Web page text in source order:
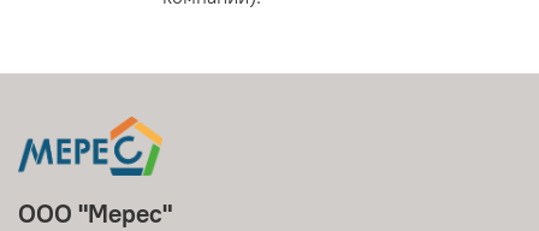
ООО "Мерес"